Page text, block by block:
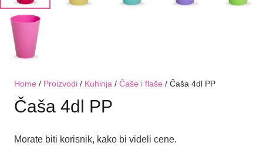
Home / Proizvodi / Kuhinja / Čaše i flaše / Čaša 4dl PP
Čaša 4dl PP
Morate biti korisnik, kako bi videli cene.